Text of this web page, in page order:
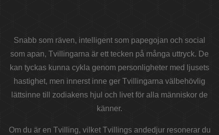
Snabb som räven, intelligent som papegojan och social
som apan, Tvillingarna är ett tecken på många uttryck. De
kan tyckas kunna cykla genom personligheter med ljusets
hastighet, men innerst inne ger Tvillingarna välbehövlig
lättsinne till zodiakens hjul och livet för alla människor de
känner.
Om du är en Tvilling, vilket Tvillings andedjur resonerar du